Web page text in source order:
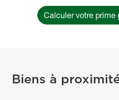
Calculer votre prime
Biens à